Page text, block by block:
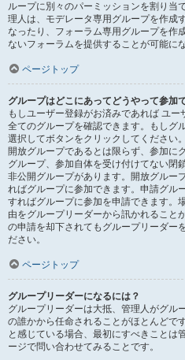
ループに別々のパーミッションを割り当
理人は、モデレータ専用グループを作成
なったり、フォーラム専用グループを作
ないフォーラムを提供することが可能に
ページトップ
グループはどこにあってどうやって参加
もしユーザー登録がお済みであれば ユー
全てのグループを確認できます。もしグ
選択してボタンをクリックしてください
開放グループであるとは限らず、参加に
グループ、参加自体を受け付けてない閉
非公開グループがあります。開放グルー
ればグループに参加できます。申請グル
すればグループに参加を申請できます。
由をグループリーダーから訊かれること
の申請を却下されてもグループリーダー
ださい。
ページトップ
グループリーダーになるには？
グループリーダーは大抵、管理人がグル
の誰かから任命されることがほとんどで
と感じている場合、最初にすべきことは
ージで問い合わせてみることです。